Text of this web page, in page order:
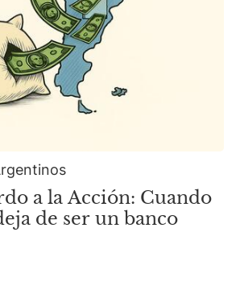
a la Acción: Cuando
de ser un banco